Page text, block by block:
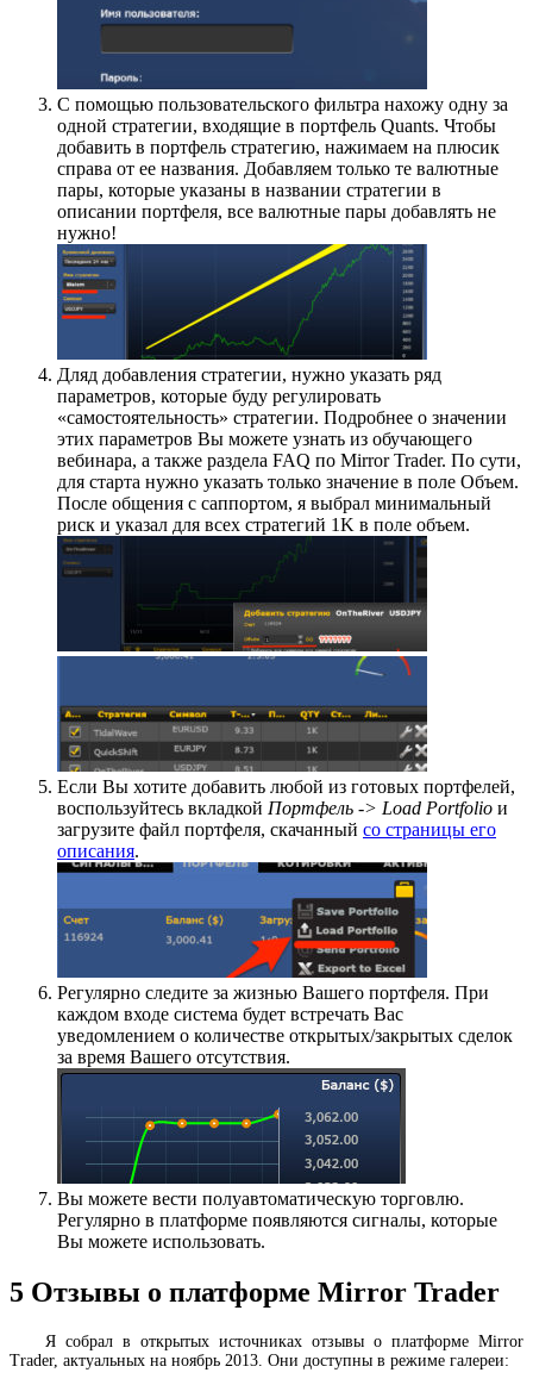
C помощью пользовательского фильтра нахожу одну за
одной стратегии, входящие в портфель Quants. Чтобы
добавить в портфель стратегию, нажимаем на плюсик
справа от ее названия. Добавляем только те валютные
пары, которые указаны в названии стратегии в
описании портфеля, все валютные пары добавлять не
нужно!
Дляд добавления стратегии, нужно указать ряд
параметров, которые буду регулировать
«самостоятельность» стратегии. Подробнее о значении
этих параметров Вы можете узнать из обучающего
вебинара, а также раздела FAQ по Mirror Trader. По сути,
для старта нужно указать только значение в поле Объем.
После общения с саппортом, я выбрал минимальный
риск и указал для всех стратегий 1K в поле объем.
Если Вы хотите добавить любой из готовых портфелей,
воспользуйтесь вкладкой Портфель -> Load Portfolio и
загрузите файл портфеля, скачанный со страницы его
описания.
Регулярно следите за жизнью Вашего портфеля. При
каждом входе система будет встречать Вас
уведомлением о количестве открытых/закрытых сделок
за время Вашего отсутствия.
Вы можете вести полуавтоматическую торговлю.
Регулярно в платформе появляются сигналы, которые
Вы можете использовать.
5 Отзывы о платформе Mirror Trader
Я собрал в открытых источниках отзывы о платформе Mirror
Trader, актуальных на ноябрь 2013. Они доступны в режиме галереи: